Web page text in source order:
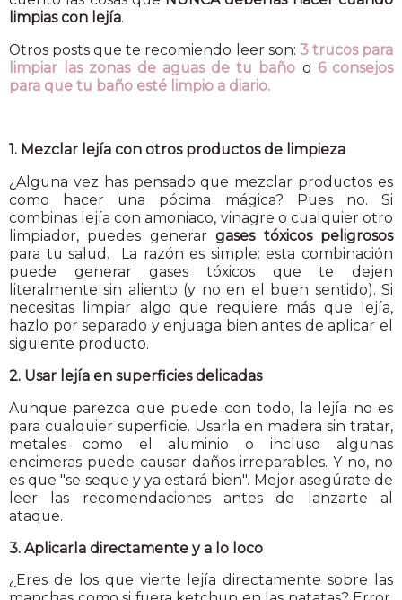
limpias con lejía.
Otros posts que te recomiendo leer son: 3 trucos para
limpiar las zonas de aguas de tu baño o 6 consejos
para que tu baño esté limpio a diario.
1. Mezclar lejía con otros productos de limpieza
¿Alguna vez has pensado que mezclar productos es
como hacer una pócima mágica? Pues no. Si
combinas lejía con amoniaco, vinagre o cualquier otro
limpiador, puedes generargases tóxicos peligrosos
para tu salud. La razón es simple: esta combinación
puede generar gases tóxicos que te dejen
literalmente sin aliento (y no en el buen sentido). Si
necesitas limpiar algo que requiere más que lejía,
hazlo por separado y enjuaga bien antes de aplicar el
siguiente producto.
2. Usar lejía en superficies delicadas
Aunque parezca que puede con todo, la lejía no es
para cualquier superficie. Usarla en madera sin tratar,
metales como el aluminio o incluso algunas
encimeras puede causar daños irreparables. Y no, no
es que "se seque y ya estará bien". Mejor asegúrate de
leer las recomendaciones antes de lanzarte al
ataque.
3. Aplicarla directamente y a lo loco
¿Eres de los que vierte lejía directamente sobre las